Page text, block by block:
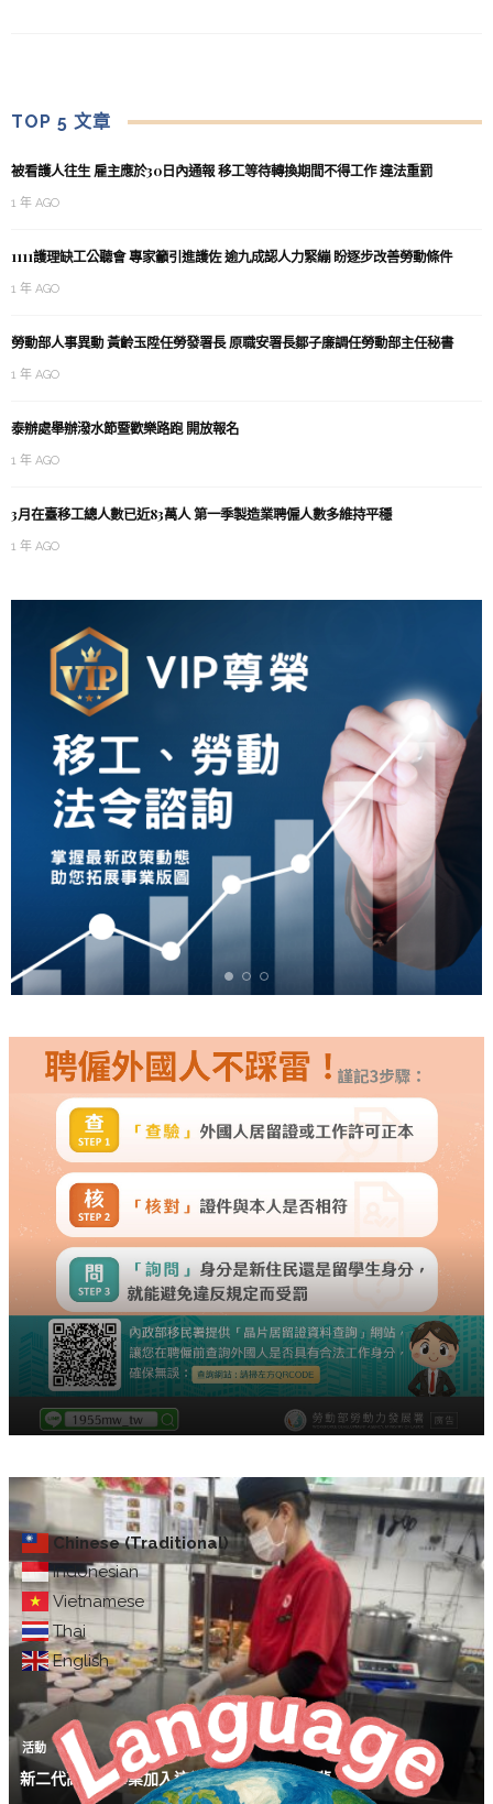
Chinese (Traditional)
Indonesian
Vietnamese
Thai
English
TOP 5 文章
被看護人往生 雇主應於30日內通報 移工等待轉換期間不得工作 違法重罰
1 年 AGO
1111護理缺工公聽會 專家籲引進護佐 逾九成認人力緊繃 盼逐步改善勞動條件
1 年 AGO
勞動部人事異動 黃齡玉陞任勞發署長 原職安署長鄒子廉調任勞動部主任秘書
1 年 AGO
泰辦處舉辦潑水節暨歡樂路跑 開放報名
1 年 AGO
3月在臺移工總人數已近83萬人 第一季製造業聘僱人數多維持平穩
1 年 AGO
活動
新二代高職女畢業加入這計畫 提早確立職涯夢